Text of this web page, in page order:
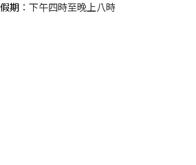
期 ：下午四時至晚上八時